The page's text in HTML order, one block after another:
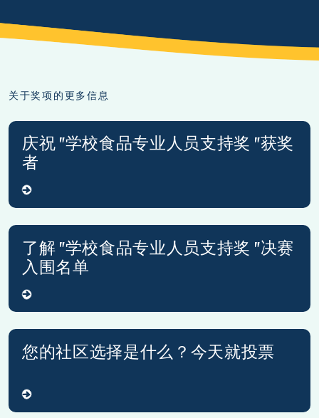
关于奖项的更多信息
庆祝 "学校食品专业人员支持奖 "获奖
者
了解 "学校食品专业人员支持奖 "决赛
入围名单
您的社区选择是什么？今天就投票